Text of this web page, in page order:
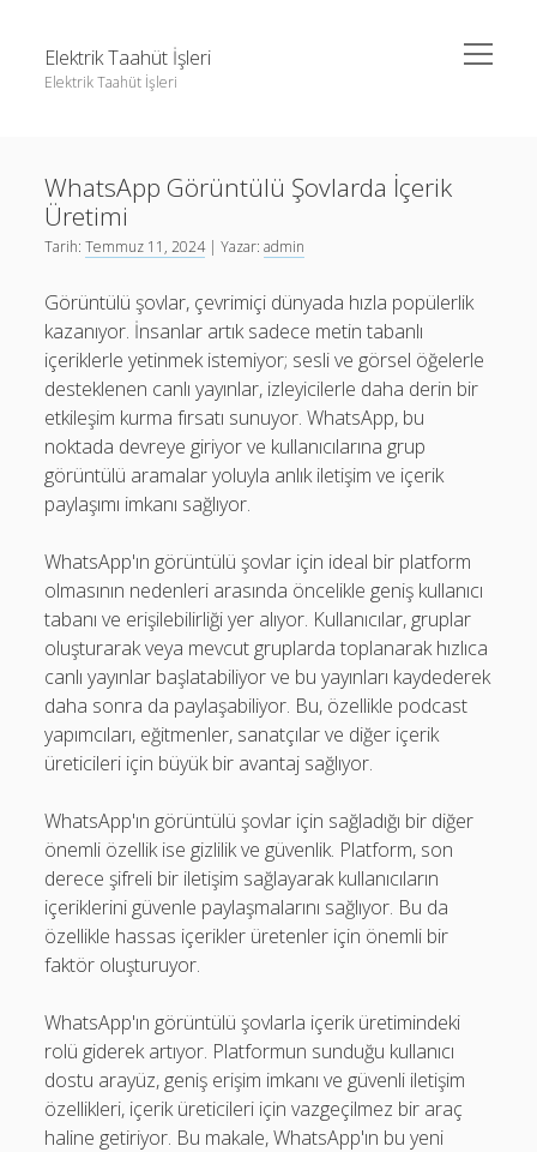
Elektrik Taahüt İşleri
Elektrik Taahüt İşleri
menüyü
aç
Liste
Sayfa Listesi
Ücretsiz Instagram Bayan Takipçi Hilesi
Instagram Gizli Story İzleme
Sayfa Listesi
Tiktok Takipçi Hilesi Şifresiz
Ücretsiz Instagram Bayan Takipçi Hilesi
WhatsApp Görüntülü Şovlarda İçerik
Üretimi
Tarih:Temmuz 11, 2024| Yazar:admin
Görüntülü şovlar, çevrimiçi dünyada hızla popülerlik
kazanıyor. İnsanlar artık sadece metin tabanlı
içeriklerle yetinmek istemiyor; sesli ve görsel öğelerle
desteklenen canlı yayınlar, izleyicilerle daha derin bir
etkileşim kurma fırsatı sunuyor. WhatsApp, bu
noktada devreye giriyor ve kullanıcılarına grup
görüntülü aramalar yoluyla anlık iletişim ve içerik
paylaşımı imkanı sağlıyor.
WhatsApp'ın görüntülü şovlar için ideal bir platform
olmasının nedenleri arasında öncelikle geniş kullanıcı
tabanı ve erişilebilirliği yer alıyor. Kullanıcılar, gruplar
oluşturarak veya mevcut gruplarda toplanarak hızlıca
canlı yayınlar başlatabiliyor ve bu yayınları kaydederek
daha sonra da paylaşabiliyor. Bu, özellikle podcast
yapımcıları, eğitmenler, sanatçılar ve diğer içerik
üreticileri için büyük bir avantaj sağlıyor.
WhatsApp'ın görüntülü şovlar için sağladığı bir diğer
önemli özellik ise gizlilik ve güvenlik. Platform, son
derece şifreli bir iletişim sağlayarak kullanıcıların
içeriklerini güvenle paylaşmalarını sağlıyor. Bu da
özellikle hassas içerikler üretenler için önemli bir
faktör oluşturuyor.
WhatsApp'ın görüntülü şovlarla içerik üretimindeki
rolü giderek artıyor. Platformun sunduğu kullanıcı
dostu arayüz, geniş erişim imkanı ve güvenli iletişim
özellikleri, içerik üreticileri için vazgeçilmez bir araç
haline getiriyor. Bu makale, WhatsApp'ın bu yeni